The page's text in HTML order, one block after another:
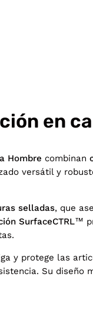
en
Hombre combinan
versátil y
selladas, que
SurfaceCTRL™
y protege las
Su